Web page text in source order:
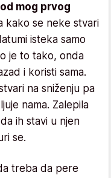
mog prvog
kako se neke stvari
isteka samo
je to tako, onda
i koristi sama.
na sniženju pa
nama. Zalepila
ih stavi u njen
se.
treba da pere